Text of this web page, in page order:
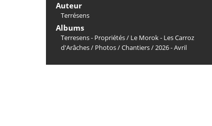
Auteur
Terrésens
Albums
Terresens - Propriétés/ Le Morok - Les Carroz
d'Arâches/ Photos/Chantiers/2026 - Avril